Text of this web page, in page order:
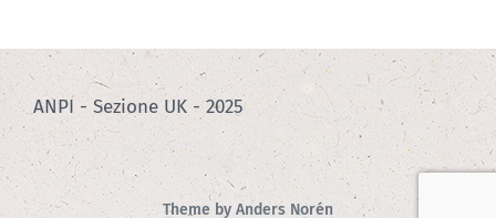
ANPI - Sezione UK - 2025
Theme by Anders Norén